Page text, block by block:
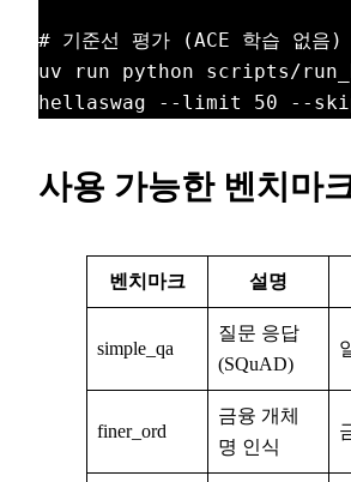
# 기준선 평가 (ACE 학습 없음)
uv run python scripts/
hellaswag --limit 50 --
사용 가능한 벤치마
벤치마크 설명
simple_qa
질문 응답
(SQuAD)
finer_ord
금융 개체
명 인식